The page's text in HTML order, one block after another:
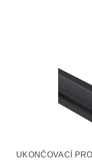
UKONČOVACÍ